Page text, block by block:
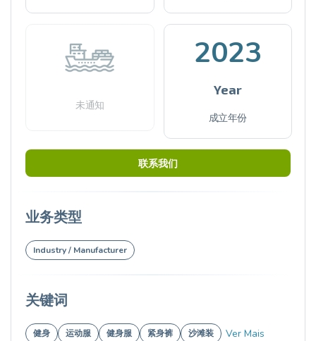
未通知
2023
Year
成立年份
联系我们
业务类型
Industry / Manufacturer
关键词
健身 运动服 健身服 紧身裤 沙滩装 Ver Mais